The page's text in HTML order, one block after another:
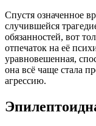
Спустя означенное
случившейся
обязанностей, вот
отпечаток на её
уравновешенная,
она всё чаще стала
агрессию.